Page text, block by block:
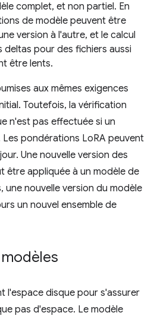
complet, et non partiel. En
de modèle peuvent être
version à l'autre, et le calcul
deltas pour des fichiers aussi
être lents.
aux mêmes exigences
Toutefois, la vérification
n'est pas effectuée si un
Les pondérations LoRA peuvent
Une nouvelle version des
être appliquée à un modèle de
une nouvelle version du modèle
un nouvel ensemble de
l'espace disque pour s'assurer
pas d'espace. Le modèle